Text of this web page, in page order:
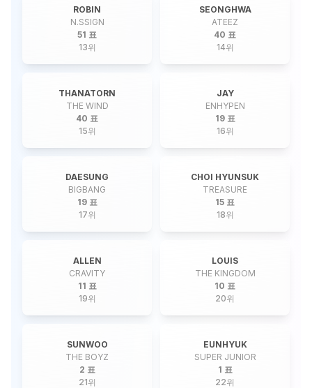
ROBIN
N.SSIGN
51 표
13위
SEONGHWA
ATEEZ
40 표
14위
THANATORN
THE WIND
40 표
15위
JAY
ENHYPEN
19 표
16위
DAESUNG
BIGBANG
19 표
17위
CHOI HYUNSUK
TREASURE
15 표
18위
ALLEN
CRAVITY
11 표
19위
LOUIS
THE KINGDOM
10 표
20위
SUNWOO
THE BOYZ
2 표
21위
EUNHYUK
SUPER JUNIOR
1 표
22위